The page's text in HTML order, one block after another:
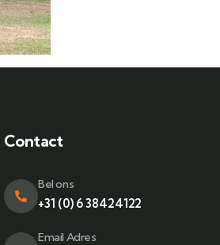
Contact
Bel ons
+31 (0) 6 38424122
Email Adres